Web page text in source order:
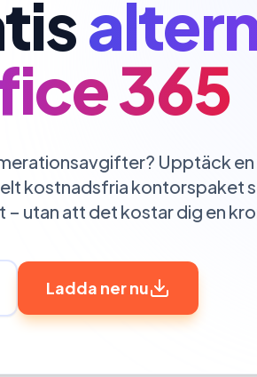
365
Upptäck en
kostnadsfria kontorspaket
utan att det kostar dig en
Ladda ner nu